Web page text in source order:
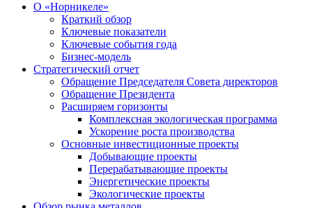
О «Норникеле»
Краткий обзор
Ключевые показатели
Ключевые события года
Бизнес-модель
Стратегический отчет
Обращение Председателя Совета директоров
Обращение Президента
Расширяем горизонты
Комплексная экологическая программа
Ускорение роста производства
Основные инвестиционные проекты
Добывающие проекты
Перерабатывающие проекты
Энергетические проекты
Экологические проекты